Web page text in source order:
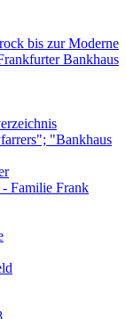
bis zur Moderne
Bankhaus
"Bankhaus
- Familie Frank